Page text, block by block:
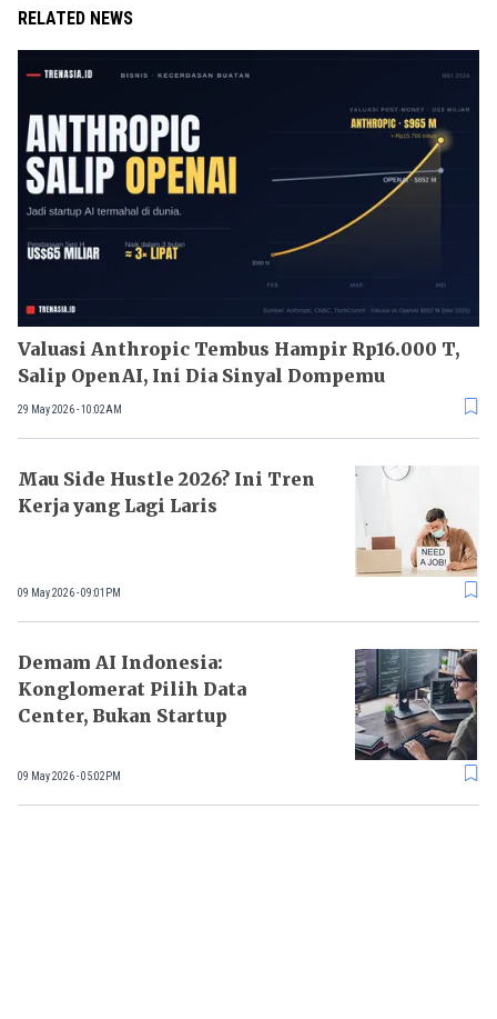
RELATED NEWS
Valuasi Anthropic Tembus Hampir Rp16.000 T,
Salip OpenAI, Ini Dia Sinyal Dompemu
29 May 2026 - 10:02AM
Mau Side Hustle 2026? Ini Tren
Kerja yang Lagi Laris
09 May 2026 - 09:01PM
Demam AI Indonesia:
Konglomerat Pilih Data
Center, Bukan Startup
09 May 2026 - 05:02PM